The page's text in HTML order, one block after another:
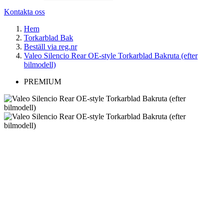
Kontakta oss
Hem
Torkarblad Bak
Beställ via reg.nr
Valeo Silencio Rear OE-style Torkarblad Bakruta (efter
bilmodell)
PREMIUM